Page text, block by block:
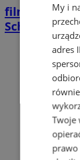
film
Upał
Schronisko
My i
adres
Twoje
prawo